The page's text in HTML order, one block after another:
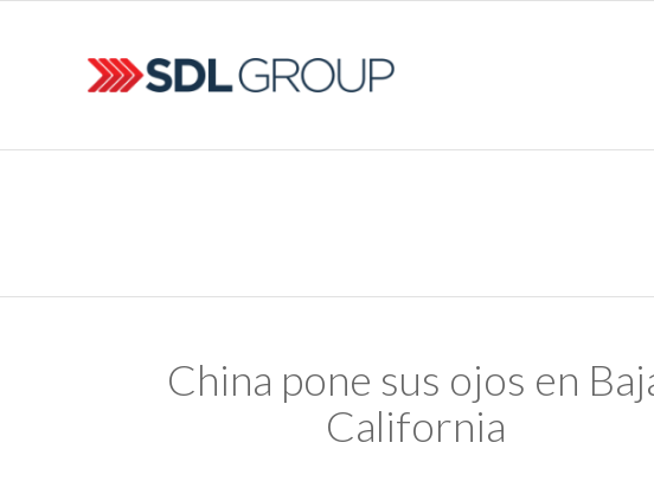
China pone sus ojos en
California